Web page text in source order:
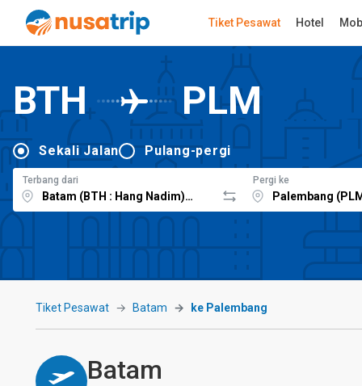
Tiket Pesawat Hotel
BTH PLM
Sekali Jalan Pulang-pergi
Terbang dari Pergi ke
Tiket Pesawat Batam ke Palembang
Batam